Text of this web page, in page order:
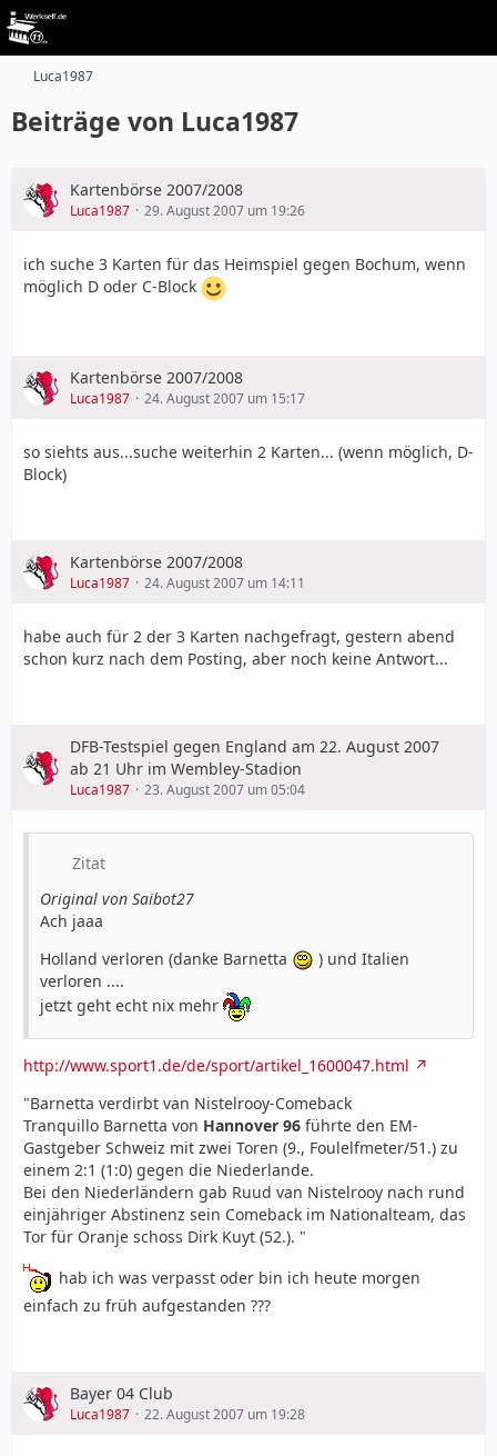
Luca1987
Beiträge von Luca1987
Kartenbörse 2007/2008
Luca1987 29. August 2007 um 19:26
ich suche 3 Karten für das Heimspiel gegen Bochum, wenn
möglich D oder C-Block
Kartenbörse 2007/2008
Luca1987 24. August 2007 um 15:17
so siehts aus...suche weiterhin 2 Karten... (wenn möglich, D-
Block)
Kartenbörse 2007/2008
Luca1987 24. August 2007 um 14:11
habe auch für 2 der 3 Karten nachgefragt, gestern abend
schon kurz nach dem Posting, aber noch keine Antwort...
DFB-Testspiel gegen England am 22. August 2007
ab 21 Uhr im Wembley-Stadion
Luca1987 23. August 2007 um 05:04
Zitat
Original von Saibot27
Ach jaaa
Holland verloren (danke Barnetta
) und Italien
verloren ....
jetzt geht echt nix mehr
http://www.sport1.de/de/sport/artikel_1600047.html
"Barnetta verdirbt van Nistelrooy-Comeback
Tranquillo Barnetta von Hannover 96 führte den EM-
Gastgeber Schweiz mit zwei Toren (9., Foulelfmeter/51.) zu
einem 2:1 (1:0) gegen die Niederlande.
Bei den Niederländern gab Ruud van Nistelrooy nach rund
einjähriger Abstinenz sein Comeback im Nationalteam, das
Tor für Oranje schoss Dirk Kuyt (52.). "
hab ich was verpasst oder bin ich heute morgen
einfach zu früh aufgestanden ???
Bayer 04 Club
Luca1987 22. August 2007 um 19:28